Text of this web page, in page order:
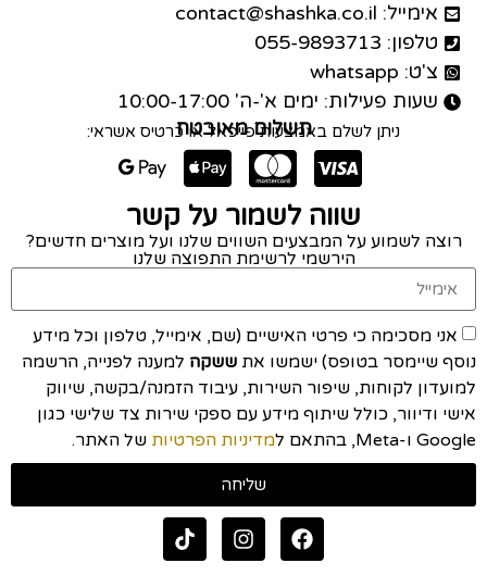
אימייל: contact@shashka.co.il
טלפון: 055-9893713
צ'ט: whatsapp
שעות פעילות: ימים א'-ה' 10:00-17:00
תשלום מאובטח
ניתן לשלם באמצעות פייפאל או כרטיס אשראי:
שווה לשמור על קשר
רוצה לשמוע על המבצעים השווים שלנו ועל מוצרים חדשים?
הירשמי לרשימת התפוצה שלנו
אני מסכימה כי פרטי האישיים (שם, אימייל, טלפון וכל מידע
נוסף שיימסר בטופס) ישמשו את ששקה למענה לפנייה, הרשמה
למועדון לקוחות, שיפור השירות, עיבוד הזמנה/בקשה, שיווק
אישי ודיוור, כולל שיתוף מידע עם ספקי שירות צד שלישי כגון
Google ו-Meta, בהתאם ל
מדיניות הפרטיות של האתר.
שליחה